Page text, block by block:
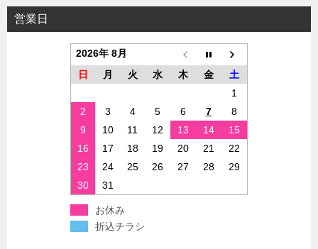
営業日
2026年 8月
日
月 火 水 木 金
土
1
2
3 4 5 6 7
8
9
10 11 12 13 14
15
16
17 18 19 20 21
22
23
24 25 26 27 28
29
30
31
お休み
折込チラシ